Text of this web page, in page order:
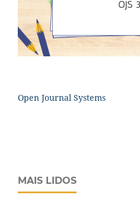
Open Journal Systems
MAIS LIDOS